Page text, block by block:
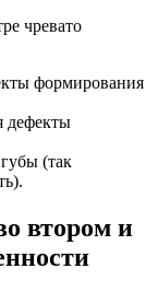
чревато
формирования
дефекты
(так
втором и